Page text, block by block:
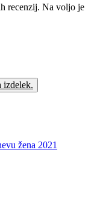
recenzij. Na voljo je
izdelek.
žena 2021